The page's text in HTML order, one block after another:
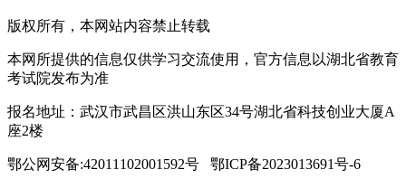
版权所有，本网站内容禁止转载
本网所提供的信息仅供学习交流使用，官方信息以湖北省教育
考试院发布为准
报名地址：武汉市武昌区洪山东区34号湖北省科技创业大厦A
座2楼
鄂公网安备:42011102001592号 鄂ICP备2023013691号-6